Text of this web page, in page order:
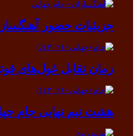
جزیئیات حضور
زمان تقابل غول‌های
هشت تیم نهایی جام